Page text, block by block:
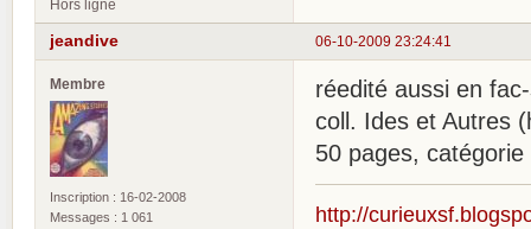
Hors ligne
06-10-2009 23:24:41
jeandive
Membre
Inscription : 16-02-2008
Messages : 1 061
réedité aussi en
coll. Ides et Autres
50 pages,
http://